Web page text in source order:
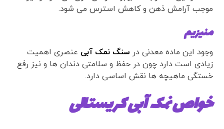
موجب آرامش ذهن و کاهش استرس می شود.
منیزیم
وجود این ماده معدنی در سنگ نمک آبی عنصری اهمیت
زیادی است دارد چون در حفظ و سلامتی دندان ها و نیز رفع
خستگی ماهیچه ها نقش اساسی دارد.
خواص نمک آبی کریستالی